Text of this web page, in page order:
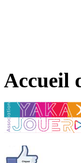
Accueil